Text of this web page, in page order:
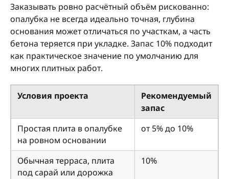
Заказывать ровно расчётный объём рискованно:
опалубка не всегда идеально точная, глубина
основания может отличаться по участкам, а часть
бетона теряется при укладке. Запас 10% подходит
как практическое значение по умолчанию для
многих плитных работ.
Условия проекта
Рекомендуемый
запас
Простая плита в опалубке
на ровном основании
от 5% до 10%
Обычная терраса, плита
под сарай или дорожка
10%